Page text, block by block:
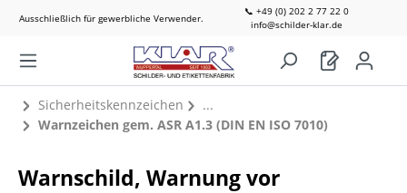
Ausschließlich für gewerbliche Verwender.
📞 +49 (0) 202 2 77 22 0
info@schilder-klar.de
Sicherheitskennzeichen
Warnzeichen gem. ASR A1.3 (DIN EN ISO 7010)
Warnschild, Warnung vor